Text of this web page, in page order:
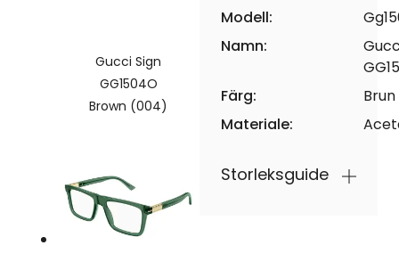
Gucci Sign
GG1504O
Brown (004)
Modell:
Namn:
Färg:
Brun
Materiale:
Storleksguide